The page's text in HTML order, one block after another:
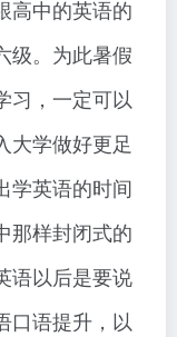
高中的英语的
级。为此暑假
习，一定可以
大学做好更足
学英语的时间
那样封闭式的
语以后是要说
口语提升，以